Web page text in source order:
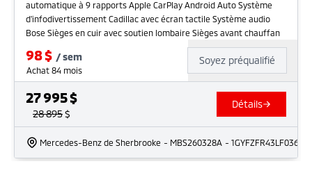
automatique à 9 rapports Apple CarPlay Android Auto Système
d'infodivertissement Cadillac avec écran tactile Système audio
Bose Sièges en cuir avec soutien lombaire Sièges avant chauffan
98$ /sem
Achat 84 mois
Soyez préqualifié
27 995$
28 895$
Détails
Mercedes-Benz de Sherbrooke - MBS260328A - 1GYFZFR43LF036575